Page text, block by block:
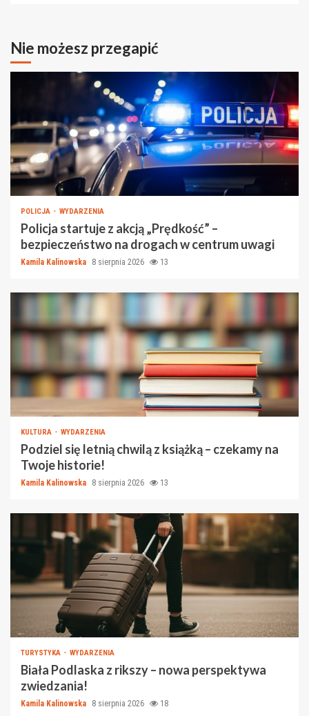
Nie możesz przegapić
POLICJA WYDARZENIA
Policja startuje z akcją „Prędkość” –
bezpieczeństwo na drogach w centrum uwagi
Kamila Kalinowska 8 sierpnia 2026 13
KULTURA WYDARZENIA
Podziel się letnią chwilą z książką – czekamy na
Twoje historie!
Kamila Kalinowska 8 sierpnia 2026 13
TURYSTYKA WYDARZENIA
Biała Podlaska z rikszy – nowa perspektywa
zwiedzania!
Kamila Kalinowska 8 sierpnia 2026 18